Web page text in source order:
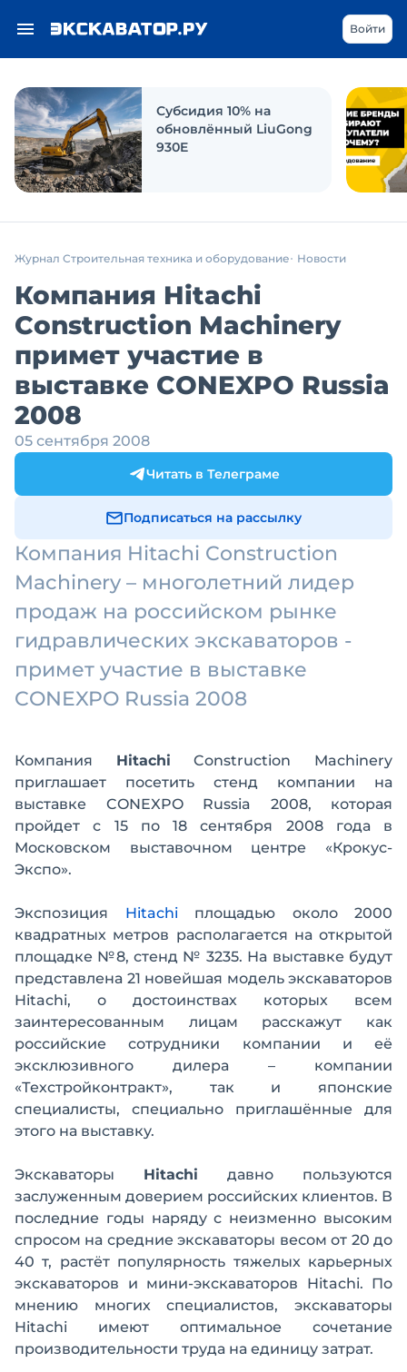
Войти
Субсидия 10% на
обновлённый LiuGong
930E
Журнал Строительная техника и оборудование Новости
Компания Hitachi
Construction Maсhinery
примет участие в
выставке CONEXPO Russia
2008
05 сентября 2008
Читать в Телеграме
Подписаться на рассылку
Компания Hitachi Construction
Machinery – многолетний лидер
продаж на российском рынке
гидравлических экскаваторов -
примет участие в выставке
CONEXPO Russia 2008
Компания Hitachi Construction Machinery
приглашает посетить стенд компании на
выставке CONEXPO Russia 2008, которая
пройдет с 15 по 18 сентября 2008 года в
Московском выставочном центре «Крокус-
Экспо».
Экспозиция Hitachiплощадью около 2000
квадратных метров располагается на открытой
площадке №8, стенд № 3235. На выставке будут
представлена 21 новейшая модель экскаваторов
Hitachi, о достоинствах которых всем
заинтересованным лицам расскажут как
российские сотрудники компании и её
эксклюзивного дилера – компании
«Техстройконтракт», так и японские
специалисты, специально приглашённые для
этого на выставку.
Экскаваторы Hitachiдавно пользуются
заслуженным доверием российских клиентов. В
последние годы наряду с неизменно высоким
спросом на средние экскаваторы весом от 20 до
40 т, растёт популярность тяжелых карьерных
экскаваторов и мини-экскаваторов Hitachi. По
мнению многих специалистов, экскаваторы
Hitachi имеют оптимальное сочетание
производительности труда на единицу затрат.